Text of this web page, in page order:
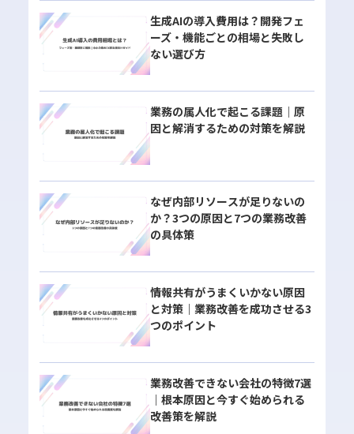
生成AIの導入費用は？開発フェ
ーズ・機能ごとの相場と失敗し
ない選び方
業務の属人化で起こる課題｜原
因と解消するための対策を解説
なぜ内部リソースが足りないの
か？3つの原因と7つの業務改善
の具体策
情報共有がうまくいかない原因
と対策｜業務改善を成功させる3
つのポイント
業務改善できない会社の特徴7選
｜根本原因と今すぐ始められる
改善策を解説